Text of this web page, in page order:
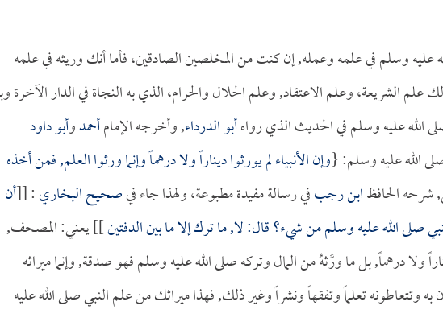
وسلم في علمه وعمله, إن كنت من المخلصين الصادقين، فأما أنك وريثه في علمه
الشريعة، وعلم الاعتقاد, وعلم الحلال والحرام، الذي به النجاة في الدار الآخرة
الله عليه وسلم في الحديث الذي رواهأبو الدرداء, وأخرجه الإمامأحمدوأبو داود
الله عليه وسلم: {وإن الأنبياء لم يورثوا ديناراً ولا درهماً وإنما ورثوا العلم, فمن أخذه
الحافظابن رجبفي رسالة مفيدة مطبوعة، ولهذا جاء فيصحيح البخاري: [[أن
صلى الله عليه وسلم من شيء؟ قال: لا, ما ترك إلا ما بين الدفتين]] يعني: المصحف,
ولا درهماً, بل ما ورَّثهُ من المال وتركه صلى الله عليه وسلم فهو صدقة, وإنما ميراثه
وتتعاطونه تعلماً وتفقهاً ونشراً وغير ذلك, فهذا ميراثك من علم النبي صلى الله عليه